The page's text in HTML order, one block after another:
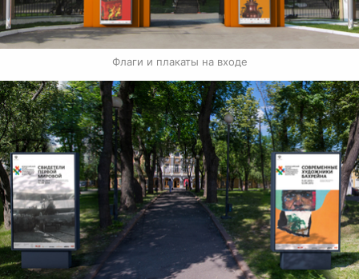
Флаги и плакаты на входе